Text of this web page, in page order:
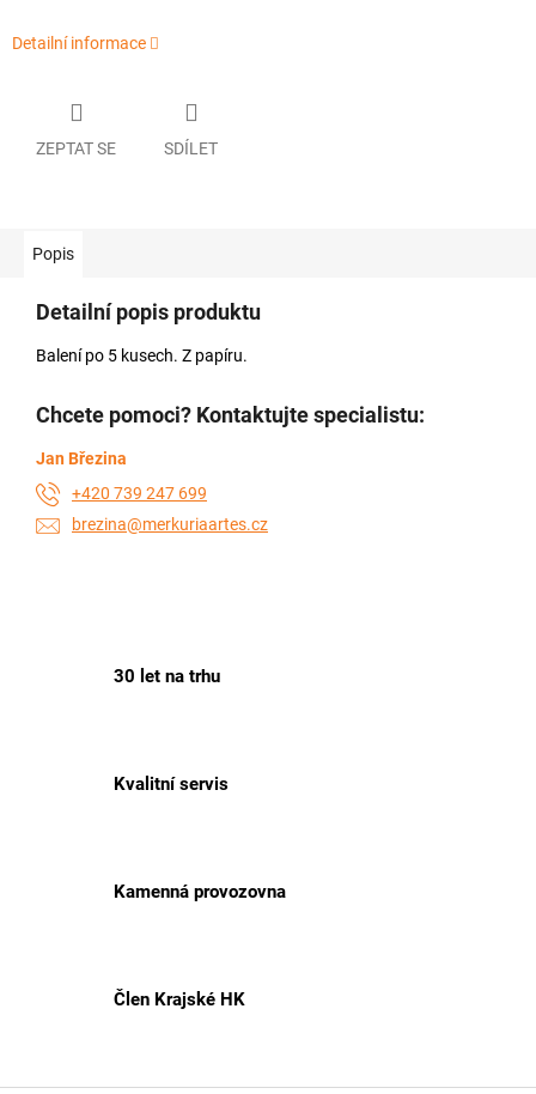
Detailní informace
ZEPTAT SE SDÍLET
30 let na trhu
Kvalitní servis
Kamenná provozovna
Člen Krajské HK
Popis
Detailní popis produktu
Balení po 5 kusech. Z papíru.
Chcete pomoci? Kontaktujte specialistu:
Jan Březina
+420 739 247 699
brezina@merkuriaartes.cz